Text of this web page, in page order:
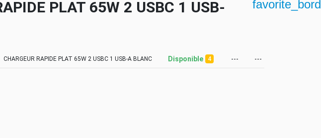
PLAT 65W 2 USBC 1 USB-
CHARGEUR RAPIDE PLAT 65W 2 USBC 1 USB-A BLANC Disponible 4 --- ---